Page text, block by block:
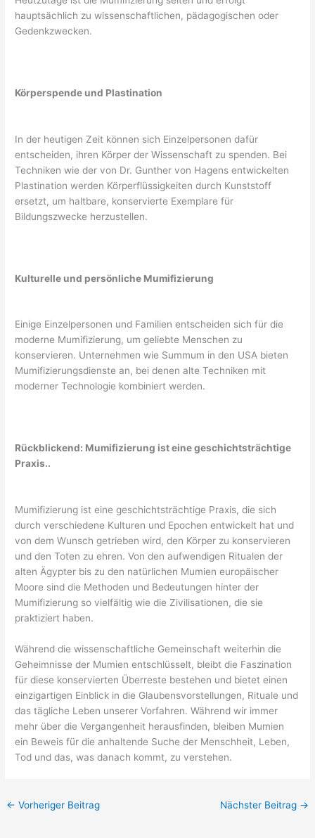
hauptsächlich zu wissenschaftlichen, pädagogischen oder
Gedenkzwecken.
Körperspende und Plastination
In der heutigen Zeit können sich Einzelpersonen dafür
entscheiden, ihren Körper der Wissenschaft zu spenden. Bei
Techniken wie der von Dr. Gunther von Hagens entwickelten
Plastination werden Körperflüssigkeiten durch Kunststoff
ersetzt, um haltbare, konservierte Exemplare für
Bildungszwecke herzustellen.
Kulturelle und persönliche Mumifizierung
Einige Einzelpersonen und Familien entscheiden sich für die
moderne Mumifizierung, um geliebte Menschen zu
konservieren. Unternehmen wie Summum in den USA bieten
Mumifizierungsdienste an, bei denen alte Techniken mit
moderner Technologie kombiniert werden.
Rückblickend: Mumifizierung ist eine geschichtsträchtige
Praxis..
Mumifizierung ist eine geschichtsträchtige Praxis, die sich
durch verschiedene Kulturen und Epochen entwickelt hat und
von dem Wunsch getrieben wird, den Körper zu konservieren
und den Toten zu ehren. Von den aufwendigen Ritualen der
alten Ägypter bis zu den natürlichen Mumien europäischer
Moore sind die Methoden und Bedeutungen hinter der
Mumifizierung so vielfältig wie die Zivilisationen, die sie
praktiziert haben.
Während die wissenschaftliche Gemeinschaft weiterhin die
Geheimnisse der Mumien entschlüsselt, bleibt die Faszination
für diese konservierten Überreste bestehen und bietet einen
einzigartigen Einblick in die Glaubensvorstellungen, Rituale und
das tägliche Leben unserer Vorfahren. Während wir immer
mehr über die Vergangenheit herausfinden, bleiben Mumien
ein Beweis für die anhaltende Suche der Menschheit, Leben,
Tod und das, was danach kommt, zu verstehen.
← Vorheriger Beitrag Nächster Beitrag →